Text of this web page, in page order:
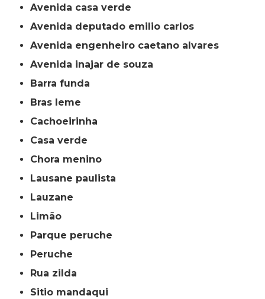
avenida casa verde
avenida deputado emilio carlos
avenida engenheiro caetano alvares
avenida inajar de souza
barra funda
bras leme
cachoeirinha
casa verde
chora menino
lausane paulista
lauzane
limão
parque peruche
peruche
rua zilda
sitio mandaqui